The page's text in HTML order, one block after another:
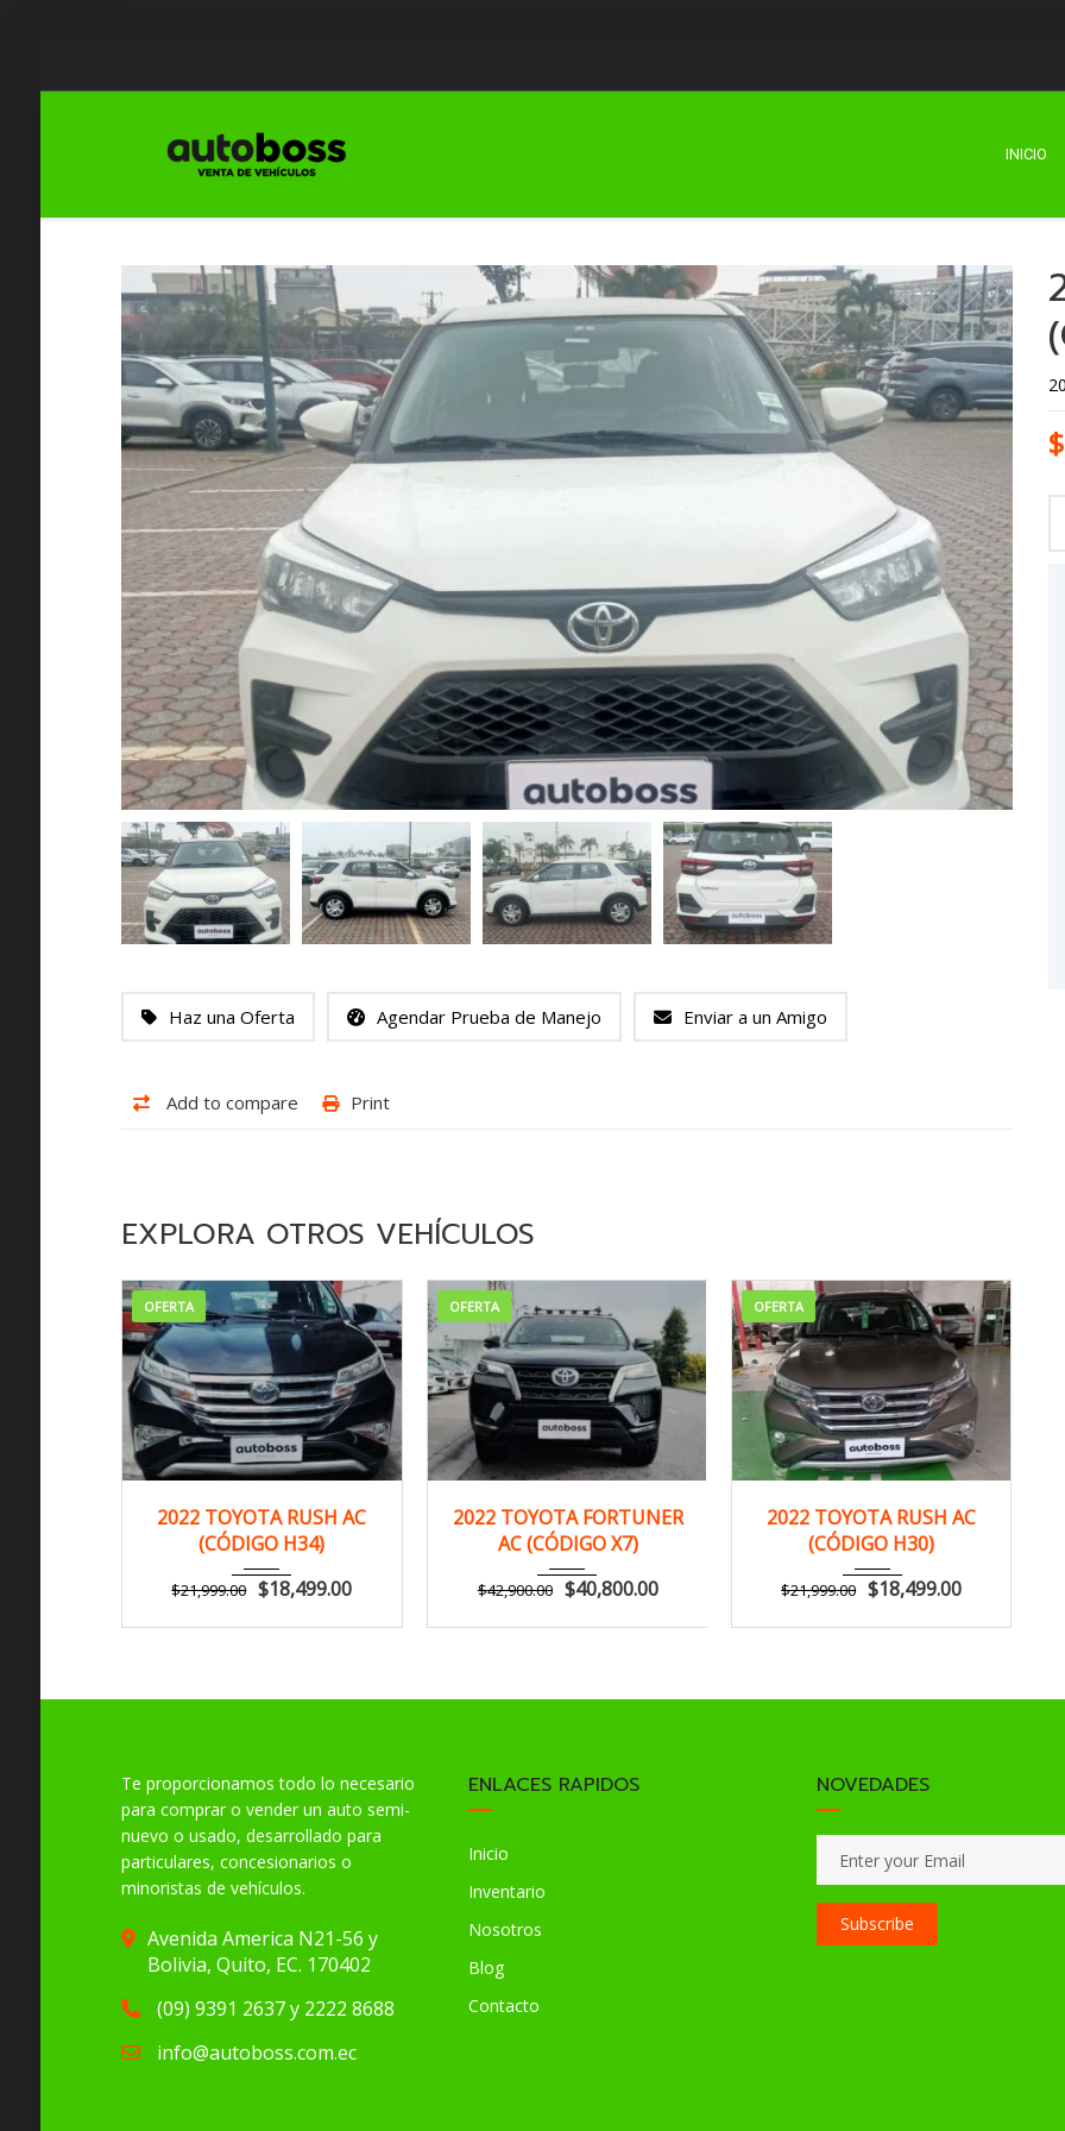
INICIO
Haz una Oferta Agendar Prueba de Manejo Enviar a un Amigo
Add to compare Print
EXPLORA OTROS VEHÍCULOS
OFERTA
2022
Autom...
149,000 km
2022 TOYOTA RUSH AC
(CÓDIGO H34)
$21,999.00 $18,499.00
OFERTA
2022
Autom...
169,000 km
2022 TOYOTA FORTUNER
AC (CÓDIGO X7)
$42,900.00 $40,800.00
OFERTA
2022
Autom...
149,000 km
2022 TOYOTA RUSH AC
(CÓDIGO H30)
$21,999.00 $18,499.00
$
Te proporcionamos todo lo necesario
para comprar o vender un auto semi-
nuevo o usado, desarrollado para
particulares, concesionarios o
minoristas de vehículos.
Avenida America N21-56 y
Bolivia, Quito, EC. 170402
(09) 9391 2637 y 2222 8688
info@autoboss.com.ec
ENLACES RAPIDOS
Inicio
Inventario
Nosotros
Blog
Contacto
NOVEDADES
Subscribe